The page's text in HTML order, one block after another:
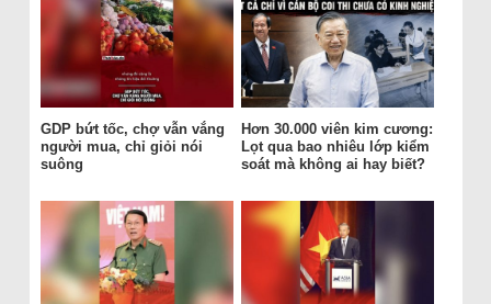
GDP bứt tốc, chợ vẫn vắng
người mua, chỉ giỏi nói
suông
Hơn 30.000 viên kim cương:
Lọt qua bao nhiêu lớp kiểm
soát mà không ai hay biết?